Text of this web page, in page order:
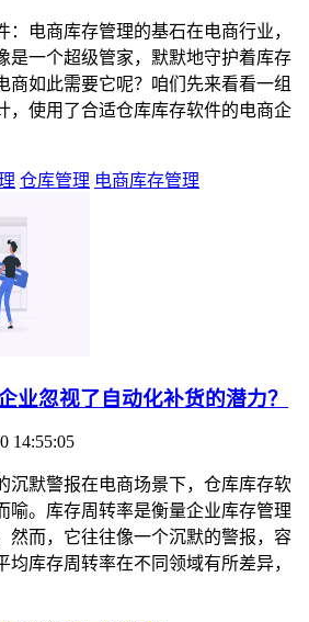
：电商库存管理的基石在电商行业，
是一个超级管家，默默地守护着库存
商如此需要它呢？咱们先来看看一组
，使用了合适仓库库存软件的电商企
仓库管理 电商库存管理
业忽视了自动化补货的潜力？
14:55:05
沉默警报在电商场景下，仓库库存软
喻。库存周转率是衡量企业库存管理
然而，它往往像一个沉默的警报，容
均库存周转率在不同领域有所差异，